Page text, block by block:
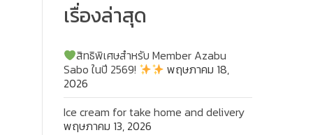
เรื่องล่าสุด
สิทธิพิเศษสำหรับ Member Azabu
Sabo ในปี 2569!
พฤษภาคม 18,
2026
Ice cream for take home and delivery
พฤษภาคม 13, 2026